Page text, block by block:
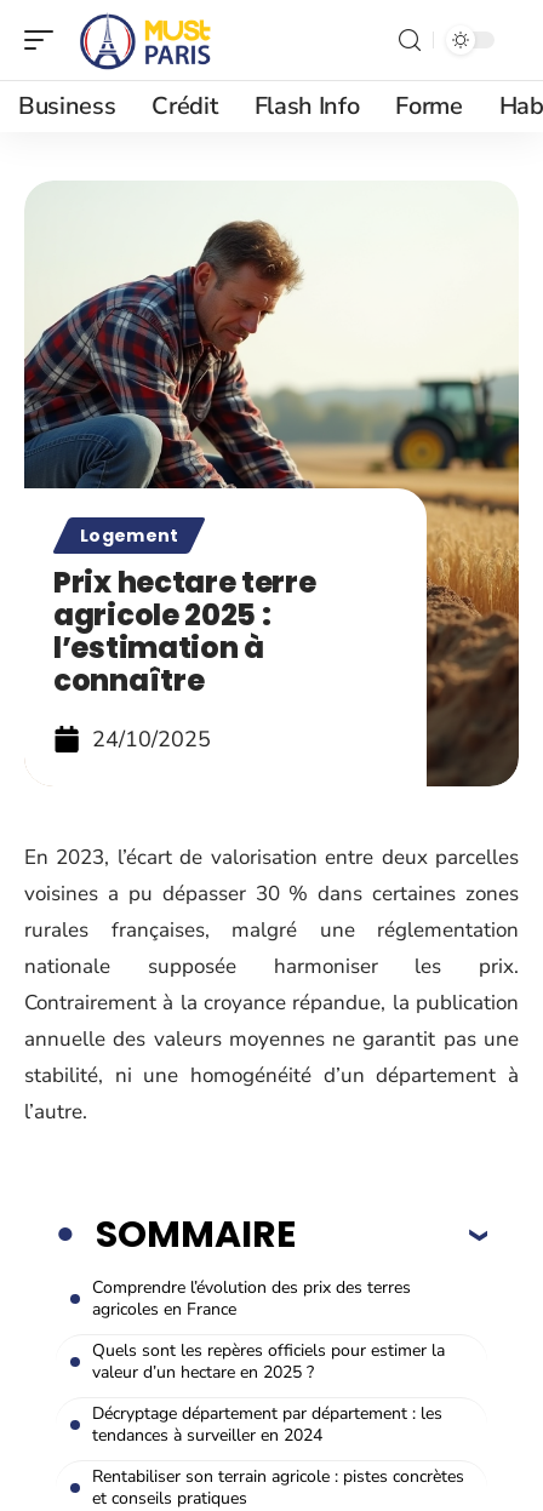
Business Crédit Flash Info Forme
Logement
Prix hectare terre
agricole 2025 :
l’estimation à
connaître
24/10/2025
En 2023, l’écart de valorisation entre deux parcelles
voisines a pu dépasser 30 % dans certaines zones
rurales françaises, malgré une réglementation
nationale supposée harmoniser les prix.
Contrairement à la croyance répandue, la publication
annuelle des valeurs moyennes ne garantit pas une
stabilité, ni une homogénéité d’un département à
l’autre.
SOMMAIRE
Comprendre l’évolution des prix des terres
agricoles en France
Quels sont les repères officiels pour estimer la
valeur d’un hectare en 2025 ?
Décryptage département par département : les
tendances à surveiller en 2024
Rentabiliser son terrain agricole : pistes concrètes
et conseils pratiques